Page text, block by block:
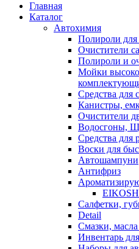
Главная
Каталог
Автохимия
Полироли для
Очистители
Полироли и
Мойки
Средства для
Канистры,
Очистители
Водосгоны,
Средства для
Воски для
Автошампуни
Антифриз
Салфетки,
Detail
Смазки,
Инвентарь